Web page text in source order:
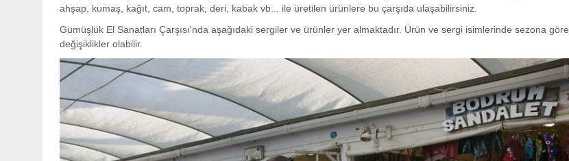
ahşap, kumaş, kağıt, cam, toprak, deri, kabak vb... ile üretilen ürünlere bu çarşıda ulaşabilirsiniz.
Gümüşlük El Sanatları Çarşısı'nda aşağıdaki sergiler ve ürünler yer almaktadır. Ürün ve sergi isimlerinde sezona göre
değişiklikler olabilir.